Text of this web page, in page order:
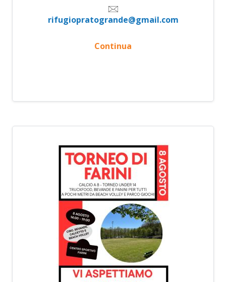
rifugiopratogrande@gmail.com
Continua